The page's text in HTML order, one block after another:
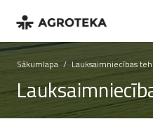
Sākumlapa / Lauksaimniecības